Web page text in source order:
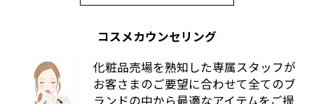
コスメカウンセリング
化粧品売場を熟知した専属スタッフが
お客さまのご要望に合わせて全てのブ
ランドの中から最適なアイテムをご提